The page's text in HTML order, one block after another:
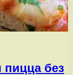
пицца без